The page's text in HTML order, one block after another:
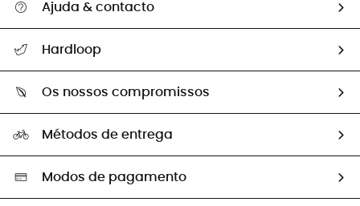
Ajuda & contacto
Guia de tamanhos
Trocas & Devoluções
Hardloop
Os nossos embaixadores
Os nossos compromissos
Seleção eco-responsável
Métodos de entrega
Modos de pagamento